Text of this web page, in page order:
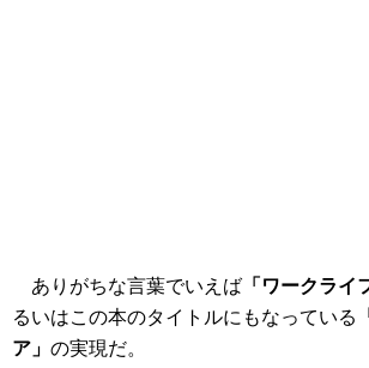
ありがちな言葉でいえば 「ワークライ
るいはこの本のタイトルにもなっている
ア」 の実現だ。